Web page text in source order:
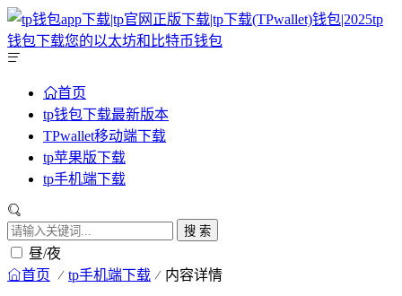
首页
tp钱包下载最新版本
TPwallet移动端下载
tp苹果版下载
tp手机端下载
搜 索
昼/夜
首页 tp手机端下载 内容详情